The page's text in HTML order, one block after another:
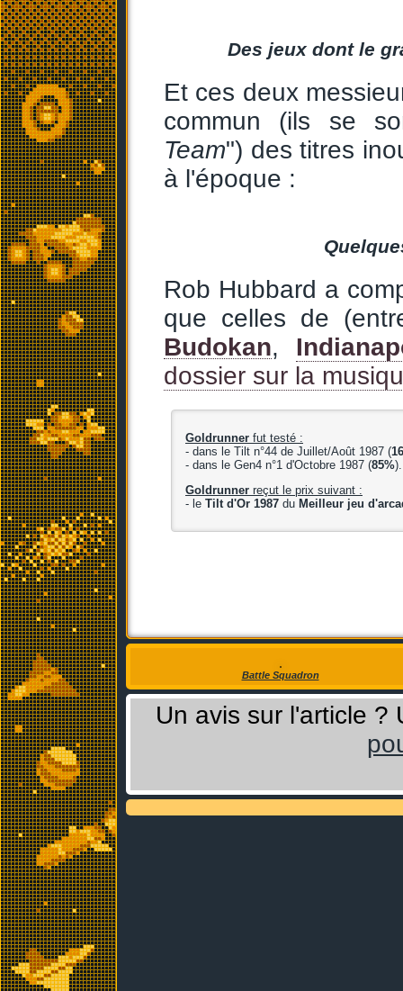
Des jeux dont le
Et ces deux
commun (ils se
Team") des titres
à l'époque :
Rob Hubbard a
que celles de
Budokan,
dossier sur la
Goldrunner fut testé :
- dans le Tilt n°44 de Juillet/Août 1987 (
- dans le Gen4 n°1 d'Octobre 1987 (85%).
Goldrunner reçut le prix suivant :
- le Tilt d'Or 1987 du Meilleur jeu
Battle Squadron
Un avis sur l'article